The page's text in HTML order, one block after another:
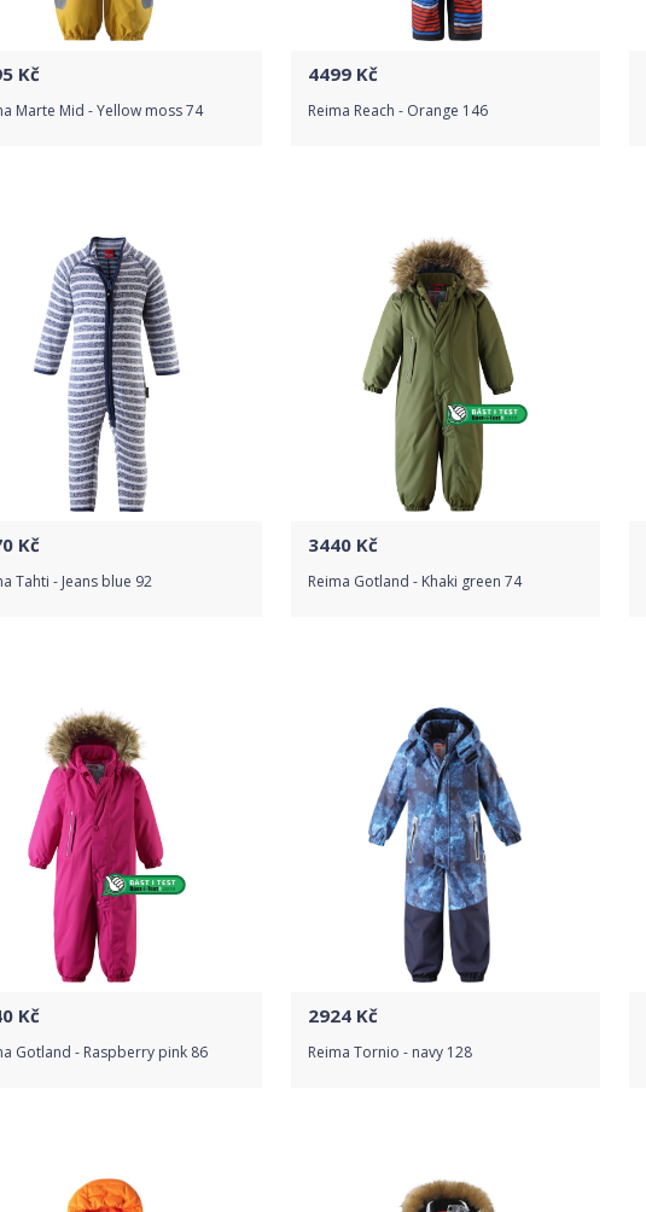
Kč
Marte Mid - Yellow moss 74
Detail produktu
4499Kč
Reima Reach - Orange 146
Detail produktu
Kč
Tahti - Jeans blue 92
Detail produktu
3440Kč
Reima Gotland - Khaki green 74
Detail produktu
Kč
Gotland - Raspberry pink 86
Detail produktu
2924Kč
Reima Tornio - navy 128
Detail produktu